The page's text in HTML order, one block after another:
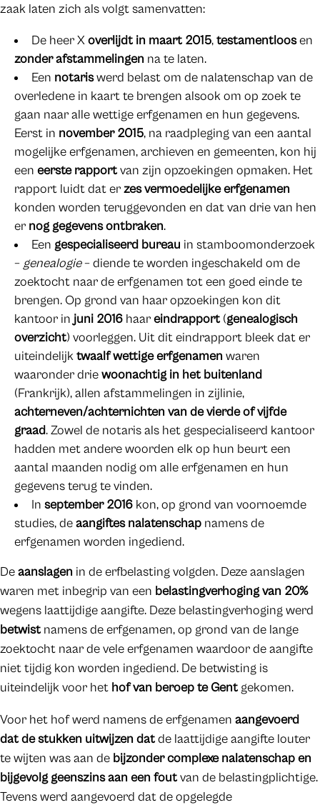
zaak laten zich als volgt samenvatten:
De heer Xoverlijdt in maart 2015,testamentloosen
zonder afstammelingen na te laten.
Een notariswerd belast om de nalatenschap van de
overledene in kaart te brengen alsook om op zoek te
gaan naar alle wettige erfgenamen en hun gegevens.
Eerst in november 2015, na raadpleging van een aantal
mogelijke erfgenamen, archieven en gemeenten, kon hij
een eerste rapportvan zijn opzoekingen opmaken. Het
rapport luidt dat erzes vermoedelijke erfgenamen
konden worden teruggevonden en dat van drie van hen
er nog gegevens ontbraken.
Een gespecialiseerd bureau in stamboomonderzoek
– genealogie– diende te worden ingeschakeld om de
zoektocht naar de erfgenamen tot een goed einde te
brengen. Op grond van haar opzoekingen kon dit
kantoor in juni 2016 haareindrapport (genealogisch
overzicht) voorleggen. Uit dit eindrapport bleek dat er
uiteindelijktwaalf wettige erfgenamen waren
waaronder driewoonachtig in het buitenland
(Frankrijk), allen afstammelingen in zijlinie,
achterneven/achternichten van de vierde of vijfde
graad. Zowel de notaris als het gespecialiseerd kantoor
hadden met andere woorden elk op hun beurt een
aantal maanden nodig om alle erfgenamen en hun
gegevens terug te vinden.
In september 2016 kon, op grond van voornoemde
studies, deaangiftes nalatenschap namens de
erfgenamen worden ingediend.
Deaanslagen in de erfbelasting volgden. Deze aanslagen
waren met inbegrip van een belastingverhoging van 20%
wegens laattijdige aangifte. Deze belastingverhoging werd
betwist namens de erfgenamen, op grond van de lange
zoektocht naar de vele erfgenamen waardoor de aangifte
niet tijdig kon worden ingediend. De betwisting is
uiteindelijk voor het hof van beroep te Gent gekomen.
Voor het hof werd namens de erfgenamen aangevoerd
dat de stukken uitwijzen datde laattijdige aangifte louter
te wijten was aan de bijzonder complexe nalatenschap en
bijgevolg geenszins aan een foutvan de belastingplichtige.
Tevens werd aangevoerd dat de opgelegde